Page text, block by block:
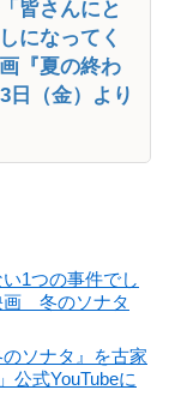
皆さんにと
になってく
『夏の終わ
日（金）より
1つの事件でし
画 冬のソナタ
ソナタ』を古家
公式YouTubeに